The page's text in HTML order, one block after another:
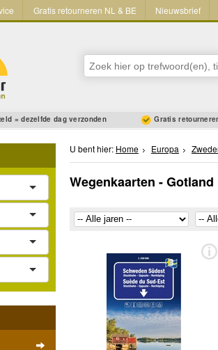
Gratis retourneren NL & BE Nieuwsbrief
= dezelfde dag verzonden Gratis
U bent hier: Home Europa
Wegenkaarten - Gotland